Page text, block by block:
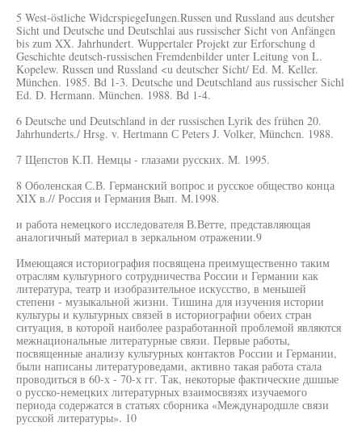
5 West-östliche WidcrspiegeIungen.Russen und Russland aus deutsher
Sicht und Deutsche und Deutschlai aus russischer Sicht von Anfängen
bis zum XX. Jahrhundert. Wuppertaler Projekt zur Erforschung d
Geschichte deutsch-russischen Fremdenbilder unter Leitung von L.
Kopelew. Russen und Russland <u deutscher Sicht/ Ed. M. Keller.
München. 1985. Bd 1-3. Deutsche und Deutschland aus russischer Sichl
Ed. D. Hermann. München. 1988. Bd 1-4.
6 Deutsche und Deutschland in der russischen Lyrik des frühen 20.
Jahrhunderts./ Hrsg. v. Hertmann С Peters J. Volker, Münchcn. 1988.
7 Щепстов К.П. Немцы - глазами русских. М. 1995.
8 Оболенская С.В. Германский вопрос и русское общество конца
XIX в.// Россия и Германия Вып. М.1998.
и работа немецкого исследователя В.Ветте, представляющая
аналогичный материал в зеркальном отражении.9
Имеющаяся историография посвящена преимущественно таким
отраслям культурного сотрудничества России и Германии как
литература, театр и изобразительное искусство, в меньшей
степени - музыкальной жизни. Тишина для изучения истории
культуры и культурных связей в историографии обеих стран
ситуация, в которой наиболее разработанной проблемой являются
межнациональные литературные связи. Первые работы,
посвященные анализу культурных контактов России и Германии,
были написаны литературоведами, активно такая работа стала
проводиться в 60-х - 70-х гг. Так, некоторые фактические дшшые
о русско-немецких литературных взаимосвязях изучаемого
периода содержатся в статьях сборника «Международшле связи
русской литературы». 10